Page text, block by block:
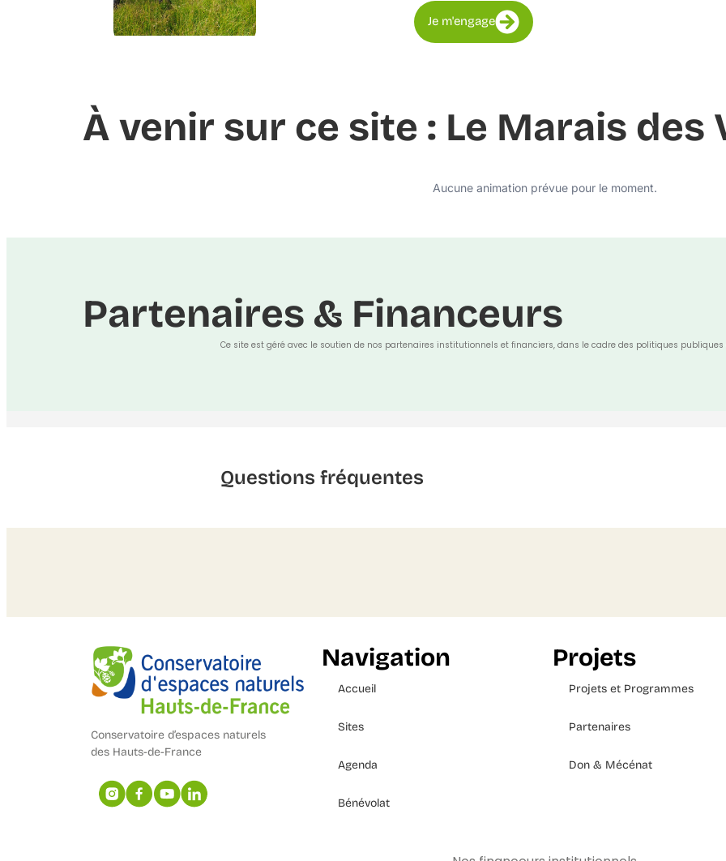
Je m'engage
À venir sur ce site : Le Marais des
Aucune animation prévue pour le moment.
Partenaires & Financeurs
Ce site est géré avec le soutien de nos partenaires institutionnels et financiers, dans le cadre des politiques
Questions fréquentes
Conservatoire d’espaces naturels
des Hauts-de-France
Navigation
Accueil
Sites
Agenda
Bénévolat
Projets
Projets et Programmes
Partenaires
Don & Mécénat